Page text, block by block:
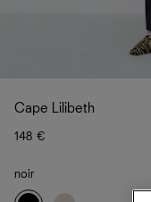
Cape Lilibeth
148 €
noir